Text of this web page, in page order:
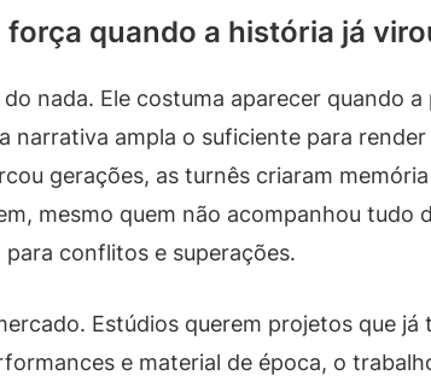
quando a história já
nada. Ele costuma aparecer quando
narrativa ampla o suficiente para
gerações, as turnês criaram
mesmo quem não acompanhou
conflitos e superações.
Estúdios querem projetos que
e material de época, o